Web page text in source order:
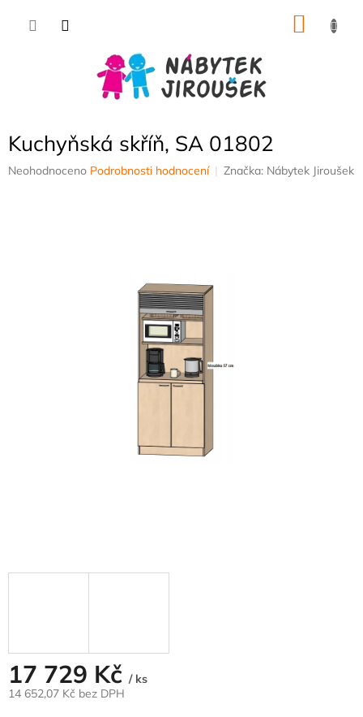
Kuchyňská skříň, SA 01802
Průměrné
Neohodnoceno Podrobnosti hodnocení Značka: Nábytek Jiroušek
17 729 Kč / ks
14 652,07 Kč bez DPH